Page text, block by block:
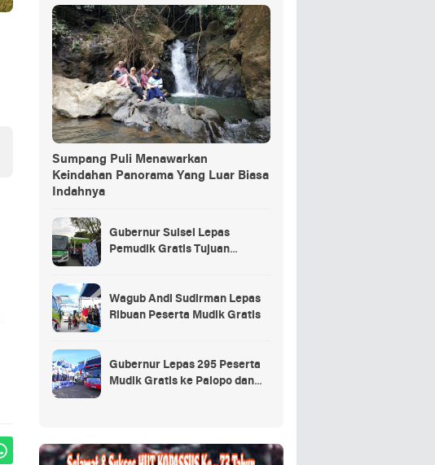
Sumpang Puli Menawarkan
Keindahan Panorama Yang Luar Biasa
Indahnya
Gubernur Sulsel Lepas
Pemudik Gratis Tujuan
Wagub Andi Sudirman Lepas
Ribuan Peserta Mudik Gratis
Gubernur Lepas 295 Peserta
Mudik Gratis ke Palopo dan